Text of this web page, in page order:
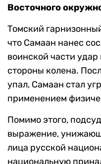
Восточного
Томский
что Самаан нанес
воинской части удар
стороны колена.
упал, Самаан стал
применением
Помимо этого,
выражение,
лица русской
национальную